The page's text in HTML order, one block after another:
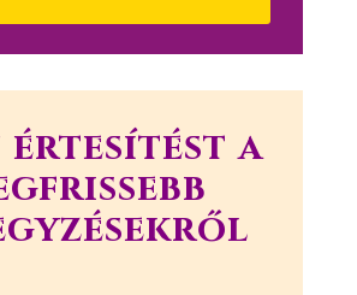
értesítést a